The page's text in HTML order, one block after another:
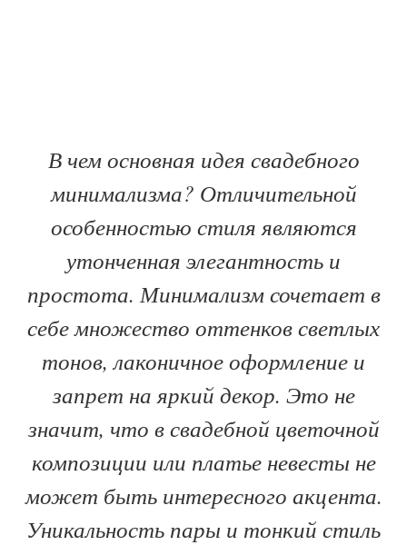
В чем основная идея свадебного
минимализма? Отличительной
особенностью стиля являются
утонченная элегантность и
простота. Минимализм сочетает в
себе множество оттенков светлых
тонов, лаконичное оформление и
запрет на яркий декор. Это не
значит, что в свадебной цветочной
композиции или платье невесты не
может быть интересного акцента.
Уникальность пары и тонкий стиль